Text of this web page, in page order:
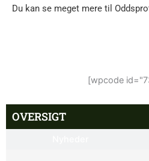
Du kan se meget mere til
[wpcode
OVERSIGT